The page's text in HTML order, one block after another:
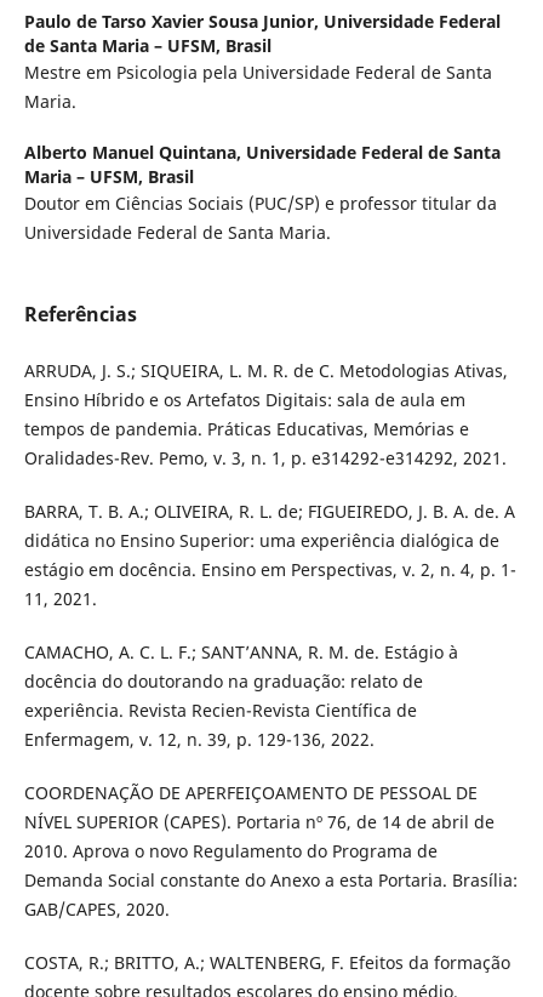
Paulo de Tarso Xavier Sousa Junior, Universidade Federal
de Santa Maria – UFSM, Brasil
Mestre em Psicologia pela Universidade Federal de Santa
Maria.
Alberto Manuel Quintana, Universidade Federal de Santa
Maria – UFSM, Brasil
Doutor em Ciências Sociais (PUC/SP) e professor titular da
Universidade Federal de Santa Maria.
Referências
ARRUDA, J. S.; SIQUEIRA, L. M. R. de C. Metodologias Ativas,
Ensino Híbrido e os Artefatos Digitais: sala de aula em
tempos de pandemia. Práticas Educativas, Memórias e
Oralidades-Rev. Pemo, v. 3, n. 1, p. e314292-e314292, 2021.
BARRA, T. B. A.; OLIVEIRA, R. L. de; FIGUEIREDO, J. B. A. de. A
didática no Ensino Superior: uma experiência dialógica de
estágio em docência. Ensino em Perspectivas, v. 2, n. 4, p. 1-
11, 2021.
CAMACHO, A. C. L. F.; SANT’ANNA, R. M. de. Estágio à
docência do doutorando na graduação: relato de
experiência. Revista Recien-Revista Científica de
Enfermagem, v. 12, n. 39, p. 129-136, 2022.
COORDENAÇÃO DE APERFEIÇOAMENTO DE PESSOAL DE
NÍVEL SUPERIOR (CAPES). Portaria nº 76, de 14 de abril de
2010. Aprova o novo Regulamento do Programa de
Demanda Social constante do Anexo a esta Portaria. Brasília:
GAB/CAPES, 2020.
COSTA, R.; BRITTO, A.; WALTENBERG, F. Efeitos da formação
docente sobre resultados escolares do ensino médio.